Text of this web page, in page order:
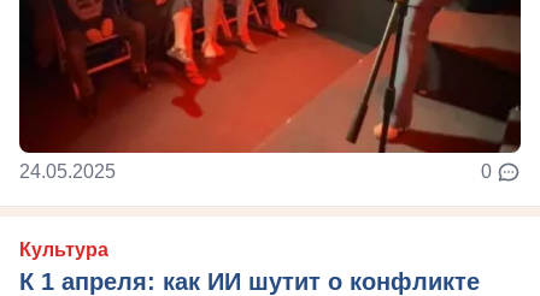
24.05.2025 0
Культура
К 1 апреля: как ИИ шутит о конфликте